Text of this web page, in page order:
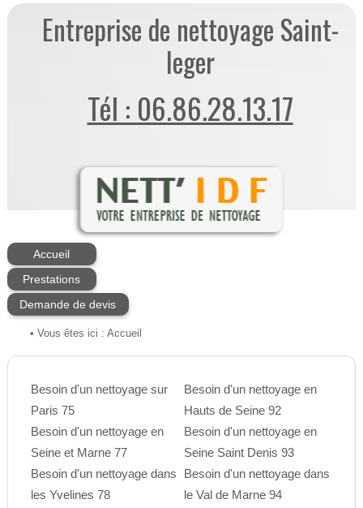
Entreprise de nettoyage Saint-
leger
Tél : 06.86.28.13.17
Accueil
Prestations
Demande de devis
• Vous êtes ici : Accueil
Besoin d'un nettoyage sur
Paris 75
Besoin d'un nettoyage en
Seine et Marne 77
Besoin d'un nettoyage dans
les Yvelines 78
Besoin d'un nettoyage en
Hauts de Seine 92
Besoin d'un nettoyage en
Seine Saint Denis 93
Besoin d'un nettoyage dans
le Val de Marne 94